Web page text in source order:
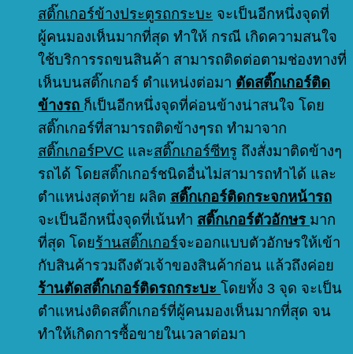
สติ๊กเกอร์ข้างประตูรถกระบะ จะเป็นอีกหนึ่งจุดที่
ผู้คนมองเห็นมากที่สุด ทำให้ กรณี เกิดความสนใจ
ใช้บริการรถขนสินค้า สามารถติดต่อตามช่องทางที่
เห็นบนสติ๊กเกอร์ ตำแหน่งต่อมา ตัดสติ๊กเกอร์ติด
ข้างรถ ก็เป็นอีกหนึ่งจุดที่ค่อนข้างน่าสนใจ โดย
สติ๊กเกอร์ที่สามารถติดข้างๆรถ ทำมาจาก
สติ๊กเกอร์PVC และสติ๊กเกอร์ซีทรู ถึงสั่งมาติดข้างๆ
รถได้ โดยสติ๊กเกอร์ชนิดอื่นไม่สามารถทำได้ และ
ตำแหน่งสุดท้าย ผลิต สติ๊กเกอร์ติดกระจกหน้ารถ
จะเป็นอีกหนึ่งจุดที่เน้นทำ สติ๊กเกอร์ตัวอักษร มาก
ที่สุด โดยร้านสติ๊กเกอร์จะออกแบบตัวอักษรให้เข้า
กับสินค้ารวมถึงตัวเจ้าของสินค้าก่อน แล้วถึงค่อย
ร้านตัดสติ๊กเกอร์ติดรถกระบะ โดยทั้ง 3 จุด จะเป็น
ตำแหน่งติดสติ๊กเกอร์ที่ผู้คนมองเห็นมากที่สุด จน
ทำให้เกิดการซื้อขายในเวลาต่อมา